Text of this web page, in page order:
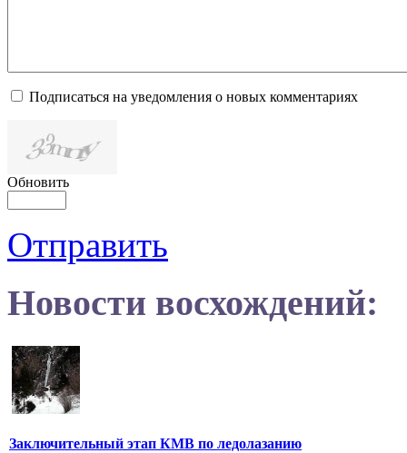
Подписаться на уведомления о новых комментариях
Обновить
Отправить
Новости восхождений:
Заключительный этап КМВ по ледолазанию